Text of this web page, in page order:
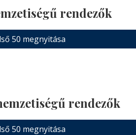
rendezők
50 megnyitása
rendezők
50 megnyitása